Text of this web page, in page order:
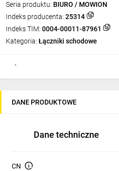
Seria produktu: BIURO / MOWION
Indeks producenta: 25314
Indeks TIM: 0004-00011-87961
Kategoria: Łączniki schodowe
DANE PRODUKTOWE
Dane techniczne
CN